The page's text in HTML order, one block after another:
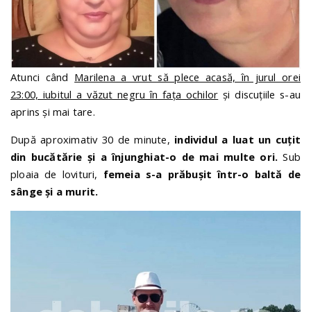
Atunci când Marilena a vrut să plece acasă, în jurul orei
23:00, iubitul a văzut negru în fața ochilor și discuțiile s-au
aprins și mai tare.
După aproximativ 30 de minute, individul a luat un cuțit
din bucătărie și a înjunghiat-o de mai multe ori.Sub
ploaia de lovituri, femeia s-a prăbușit într-o baltă de
sânge și a murit.